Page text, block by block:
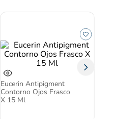
Eucerin Antipigment
Contorno Ojos Frasco
X 15 Ml